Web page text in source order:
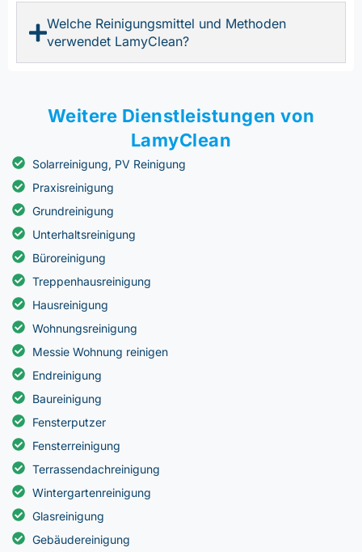
Welche Reinigungsmittel und Methoden
verwendet LamyClean?
Weitere Dienstleistungen von
LamyClean
Solarreinigung, PV Reinigung
Praxisreinigung
Grundreinigung
Unterhaltsreinigung
Büroreinigung
Treppenhausreinigung
Hausreinigung
Wohnungsreinigung
Messie Wohnung reinigen
Endreinigung
Baureinigung
Fensterputzer
Fensterreinigung
Terrassendachreinigung
Wintergartenreinigung
Glasreinigung
Gebäudereinigung